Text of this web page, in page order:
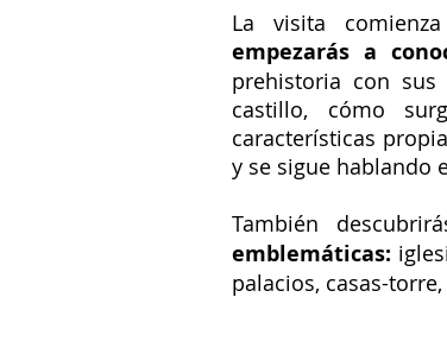
La visita
empezarás a
prehistoria con
castillo, cómo
características
y se sigue hablando
También
emblemáticas:
palacios, casas-